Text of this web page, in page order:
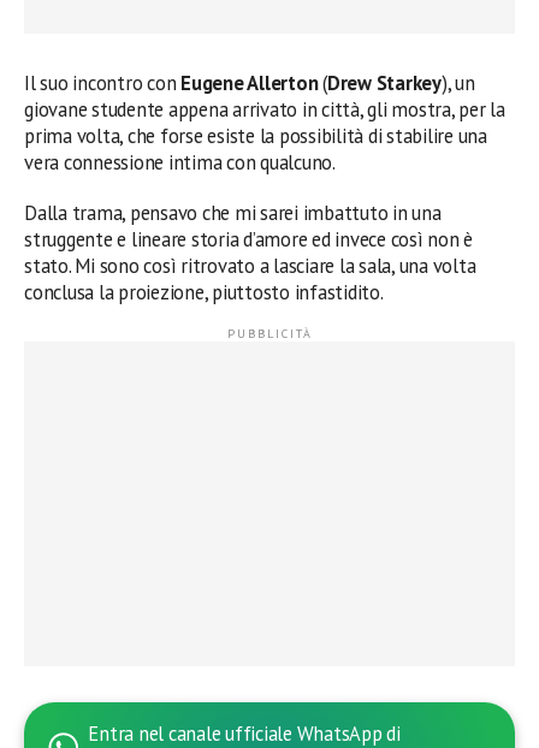
Il suo incontro con Eugene Allerton(Drew Starkey), un
giovane studente appena arrivato in città, gli mostra, per la
prima volta, che forse esiste la possibilità di stabilire una
vera connessione intima con qualcuno.
Dalla trama, pensavo che mi sarei imbattuto in una
struggente e lineare storia d’amore ed invece così non è
stato. Mi sono così ritrovato a lasciare la sala, una volta
conclusa la proiezione, piuttosto infastidito.
Entra nel canale ufficiale WhatsApp di